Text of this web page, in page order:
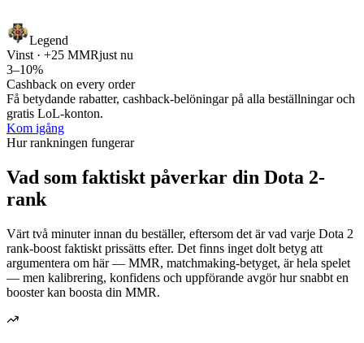
Legend
Vinst · +25 MMRjust nu
3–10%
Cashback on every order
Få betydande rabatter, cashback-belöningar på alla beställningar och
gratis LoL-konton.
Kom igång
Hur rankningen fungerar
Vad som faktiskt påverkar din Dota 2-
rank
Värt två minuter innan du beställer, eftersom det är vad varje Dota 2
rank-boost faktiskt prissätts efter. Det finns inget dolt betyg att
argumentera om här — MMR, matchmaking-betyget, är hela spelet
— men kalibrering, konfidens och uppförande avgör hur snabbt en
booster kan boosta din MMR.